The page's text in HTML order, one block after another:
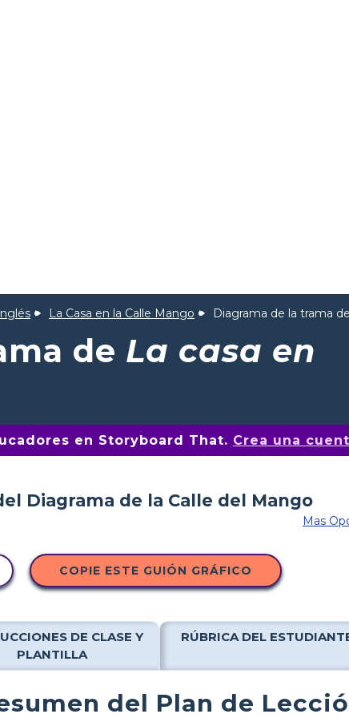
La Casa en la Calle Mango Diagrama de la trama de
de La casa en
en Storyboard That. Crea una
Mas
COPIE ESTE GUIÓN GRÁFICO
DE CLASE Y
PLANTILLA
RÚBRICA DEL
del Plan de